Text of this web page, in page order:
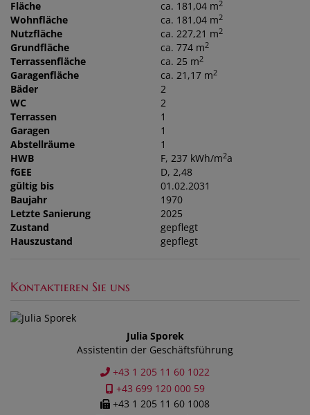
Fläche
ca. 181,04 m2
Wohnfläche ca. 181,04 m2
Nutzfläche ca. 227,21 m2
Grundfläche ca. 774 m2
Terrassenfläche ca. 25 m2
Garagenfläche ca. 21,17 m2
Bäder
2
WC
2
Terrassen
1
Garagen
1
Abstellräume
1
HWB
F, 237 kWh/m2a
fGEE
D, 2,48
gültig bis
01.02.2031
Baujahr
1970
Letzte Sanierung
2025
Zustand
gepflegt
Hauszustand
gepflegt
Kontaktieren Sie uns
Julia Sporek
Assistentin der Geschäftsführung
+43 1 205 11 60 1022
+43 699 120 000 59
+43 1 205 11 60 1008